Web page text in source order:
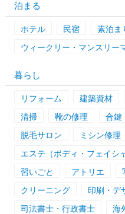
泊まる
ホテル 民宿 素泊ま
ウィークリー・マンスリー
暮らし
リフォーム 建築資材
清掃
靴の修理 合鍵
脱毛サロン
ミシン修理
エステ（ボディ・フェイシ
習いごと
アトリエ
クリーニング
印刷・デ
司法書士・行政書士
海